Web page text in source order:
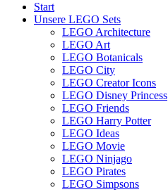
Start
Unsere LEGO Sets
LEGO Architecture
LEGO Art
LEGO Botanicals
LEGO City
LEGO Creator Icons
LEGO Disney Princess
LEGO Friends
LEGO Harry Potter
LEGO Ideas
LEGO Movie
LEGO Ninjago
LEGO Pirates
LEGO Simpsons